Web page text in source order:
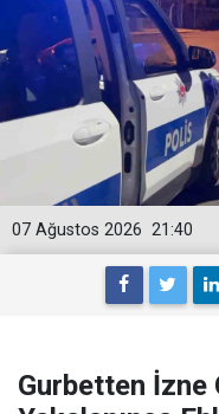
21:40
07 Ağustos 2026
Gurbetten İzne